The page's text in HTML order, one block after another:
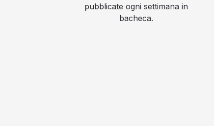
pubblicate ogni settimana in
bacheca.